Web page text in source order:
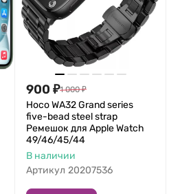
900 ₽1 000 ₽
Hoco WA32 Grand series
five-bead steel strap
Ремешок для Apple Watch
49/46/45/44
В наличии
Артикул 20207536